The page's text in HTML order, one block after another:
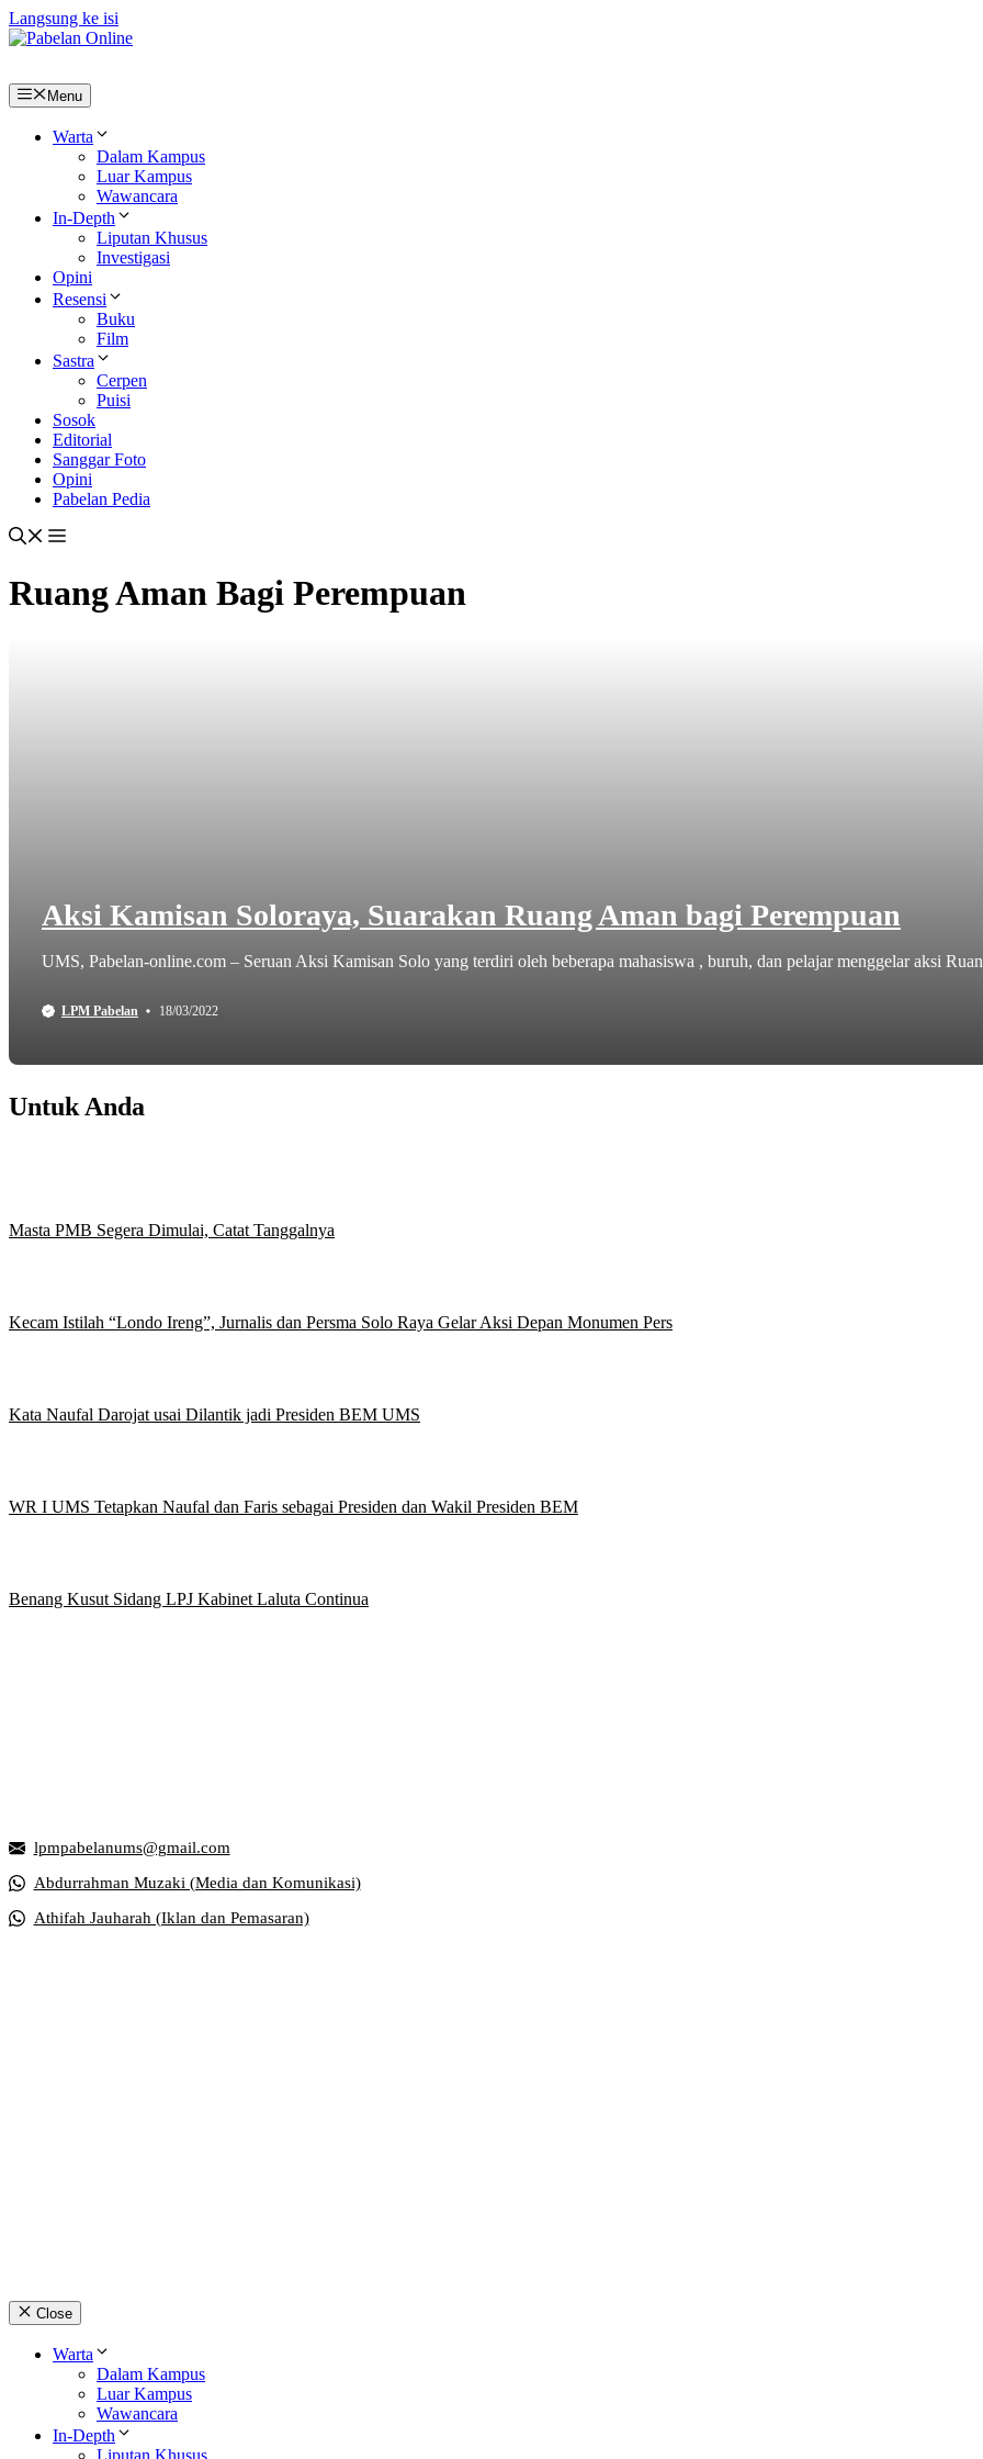
Langsung ke isi
Menu
Warta
Dalam Kampus
Luar Kampus
Wawancara
In-Depth
Liputan Khusus
Investigasi
Opini
Resensi
Buku
Film
Sastra
Cerpen
Puisi
Sosok
Editorial
Sanggar Foto
Opini
Pabelan Pedia
Ruang Aman Bagi Perempuan
Aksi Kamisan Soloraya, Suarakan Ruang Aman bagi Perempuan
UMS, Pabelan-online.com – Seruan Aksi Kamisan Solo yang terdiri oleh beberapa mahasiswa , buruh, dan pelajar menggelar aksi
LPM Pabelan 18/03/2022
Untuk Anda
Masta PMB Segera Dimulai, Catat Tanggalnya
Kecam Istilah “Londo Ireng”, Jurnalis dan Persma Solo Raya Gelar Aksi Depan Monumen Pers
Kata Naufal Darojat usai Dilantik jadi Presiden BEM UMS
WR I UMS Tetapkan Naufal dan Faris sebagai Presiden dan Wakil Presiden BEM
Benang Kusut Sidang LPJ Kabinet Laluta Continua
lpmpabelanums@gmail.com
Abdurrahman Muzaki (Media dan Komunikasi)
Athifah Jauharah (Iklan dan Pemasaran)
Close
Warta
Dalam Kampus
Luar Kampus
Wawancara
In-Depth